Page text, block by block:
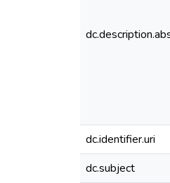
dc.identifier.uri
dc.subject